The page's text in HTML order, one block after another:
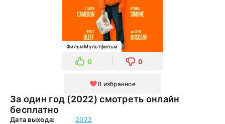
За один год (2022) смотреть онлайн
бесплатно
ФильмМультфильм
0 0
В избранное
Дата выхода:
2022